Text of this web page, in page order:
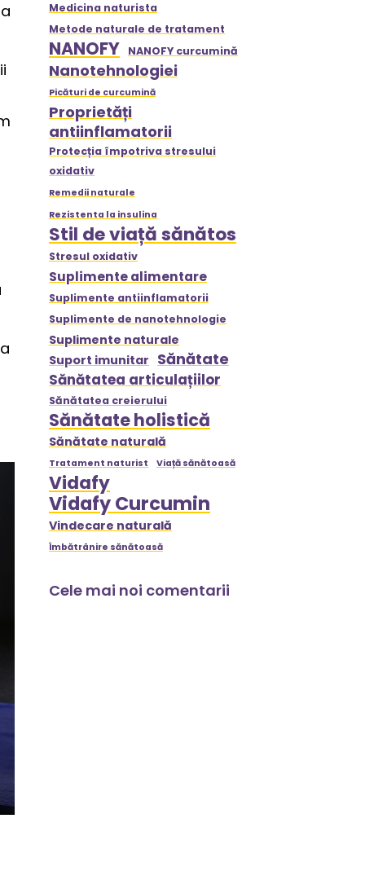
Medicina naturista
Metode naturale de tratament
NANOFY NANOFY curcumină
Nanotehnologiei
Picături de curcumină
Proprietăți
antiinflamatorii
Protecția împotriva stresului
oxidativ
Remedii naturale
Rezistenta la insulina
Stil de viață sănătos
Stresul oxidativ
Suplimente alimentare
Suplimente antiinflamatorii
Suplimente de nanotehnologie
Suplimente naturale
Suport imunitar Sănătate
Sănătatea articulațiilor
Sănătatea creierului
Sănătate holistică
Sănătate naturală
Tratament naturist Viață sănătoasă
Vidafy
Vidafy Curcumin
Vindecare naturală
Îmbătrânire sănătoasă
Cele mai noi comentarii